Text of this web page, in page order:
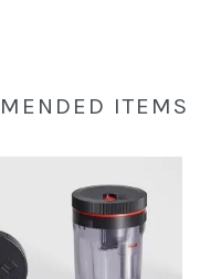
ITEMS